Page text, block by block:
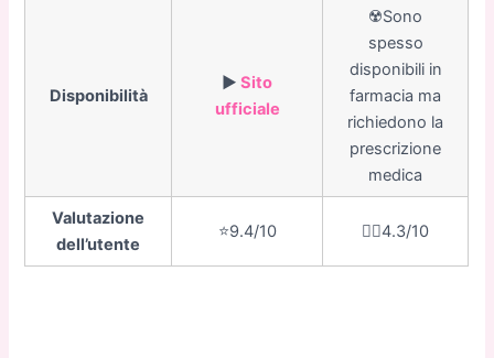
Disponibilità
▶️Sito
ufficiale
☢️Sono
spesso
disponibili in
farmacia ma
richiedono la
prescrizione
medica
Valutazione
dell’utente
⭐️9.4/10 👎🏼4.3/10